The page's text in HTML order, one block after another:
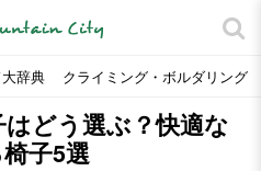
辞典 クライミング・ボルダリング
どう選ぶ？快適な
子5選